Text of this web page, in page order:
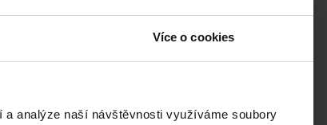
Více o cookies
analýze naší návštěvnosti využíváme soubory